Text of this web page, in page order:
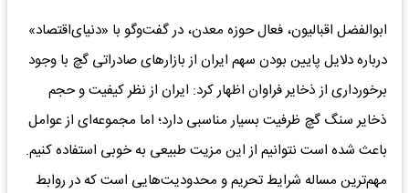
ابوالفضل اقبالیون، فعال حوزه معدن، در گفت‌وگو با «دنیای‌اقتصاد»
درباره دلایل پایین بودن سهم ایران از بازارهای صادراتی گچ با وجود
برخورداری از ذخایر فراوان اظهار کرد: ایران از نظر کیفیت و حجم
ذخایر سنگ گچ ظرفیت بسیار مناسبی دارد؛ اما مجموعه‌ای از عوامل
باعث شده است نتوانیم از این مزیت طبیعی به خوبی استفاده کنیم.
مهم‌ترین مساله شرایط تحریم و محدودیت‌هایی است که در روابط